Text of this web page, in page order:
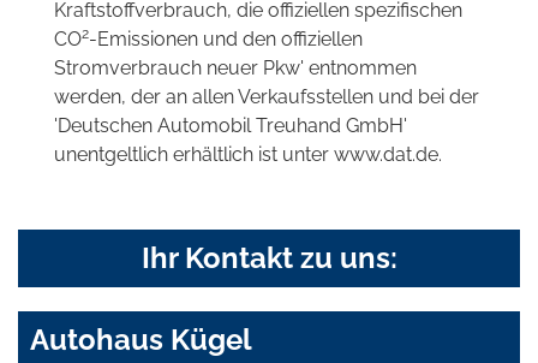
Kraftstoffverbrauch, die offiziellen spezifischen
CO2-Emissionen und den offiziellen
Stromverbrauch neuer Pkw' entnommen
werden, der an allen Verkaufsstellen und bei der
'Deutschen Automobil Treuhand GmbH'
unentgeltlich erhältlich ist unter www.dat.de.
Ihr Kontakt zu uns:
Autohaus Kügel